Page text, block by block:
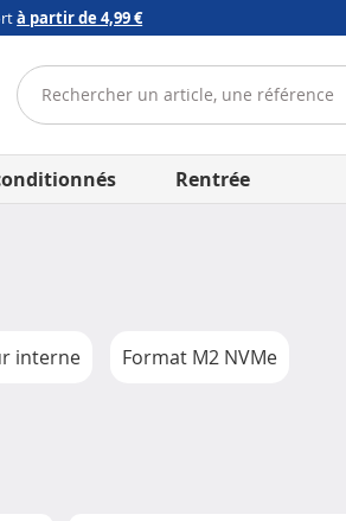
à partir de 4,99 €
Rentrée
interne Format M2 NVMe